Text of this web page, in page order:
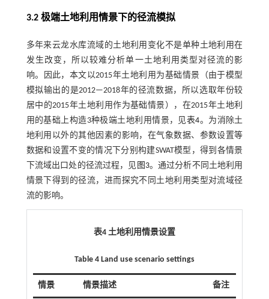
3.2 极端土地利用情景下的径流模拟
多年来云龙水库流域的土地利用变化不是单种土地利用在
发生改变，所以较难分析单一土地利用类型对径流的影
响。因此，本文以2015年土地利用为基础情景（由于模型
模拟输出的是2012—2018年的径流数据，所以选取年份较
居中的2015年土地利用作为基础情景），在2015年土地利
用的基础上构造3种极端土地利用情景，见表4。为消除土
地利用以外的其他因素的影响，在气象数据、参数设置等
数据和设置不变的情况下分别构建SWAT模型，得到各情景
下流域出口处的径流过程，见 图3。通过分析不同土地利用
情景下得到的径流，进而探究不同土地利用类型对流域径
流的影响。
表4 土地利用情景设置
Table 4 Land use scenario settings
情景 情景描述 备注